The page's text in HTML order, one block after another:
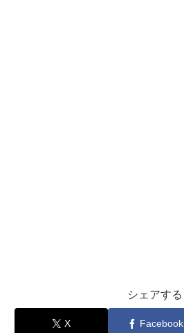
シェアする
X Facebook